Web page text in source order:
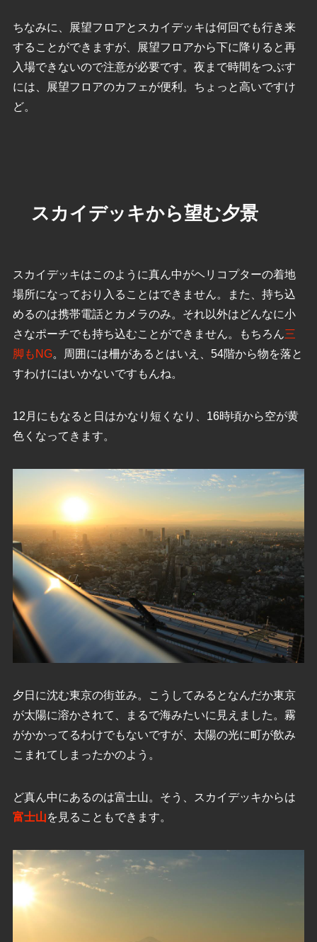
ちなみに、展望フロアとスカイデッキは何回でも行き来
することができますが、展望フロアから下に降りると再
入場できないので注意が必要です。夜まで時間をつぶす
には、展望フロアのカフェが便利。ちょっと高いですけ
ど。
スカイデッキから望む夕景
スカイデッキはこのように真ん中がヘリコプターの着地
場所になっており入ることはできません。また、持ち込
めるのは携帯電話とカメラのみ。それ以外はどんなに小
さなポーチでも持ち込むことができません。もちろん三
脚もNG。周囲には柵があるとはいえ、54階から物を落と
すわけにはいかないですもんね。
12月にもなると日はかなり短くなり、16時頃から空が黄
色くなってきます。
夕日に沈む東京の街並み。こうしてみるとなんだか東京
が太陽に溶かされて、まるで海みたいに見えました。霧
がかかってるわけでもないですが、太陽の光に町が飲み
こまれてしまったかのよう。
ど真ん中にあるのは富士山。そう、スカイデッキからは
富士山を見ることもできます。